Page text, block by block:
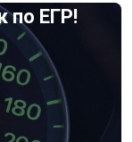
по ЕГР!